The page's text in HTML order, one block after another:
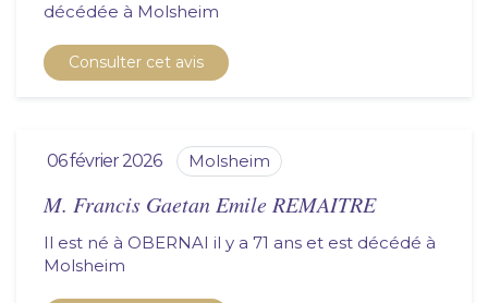
décédée à
molsheim
Consulter cet avis
06 février 2026 molsheim
M. Francis Gaetan Emile REMAITRE
Il est né à OBERNAI il y a 71 ans et est décédé à
molsheim